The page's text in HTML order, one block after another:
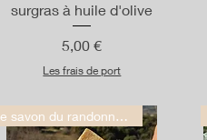
surgras à huile d'olive
Prix
5,00 €
Les frais de port
Le savon du randonneur